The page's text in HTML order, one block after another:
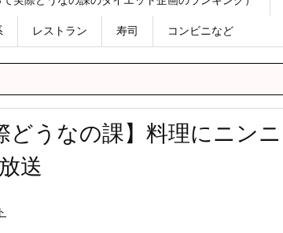
レストラン 寿司 コンビニなど
どうなの課】料理にニ
送